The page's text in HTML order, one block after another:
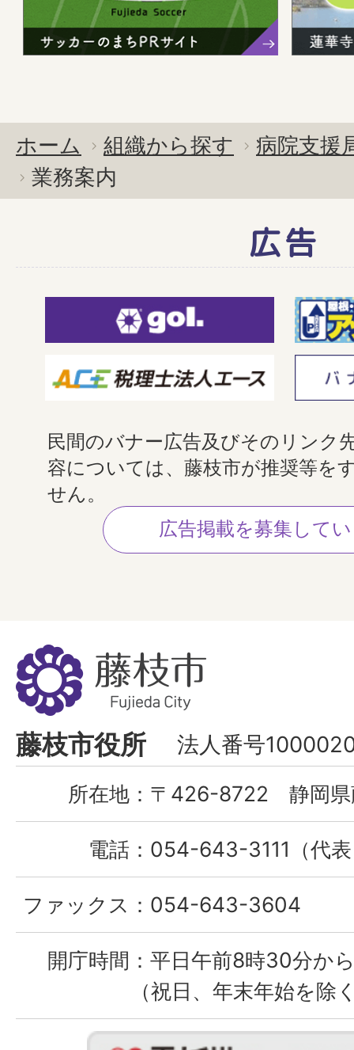
ホーム 組織から探す
病院支援
業務案内
広告
民間のバナー広告及びそのリンク
容については、藤枝市が推奨等を
せん。
広告掲載を募集して
藤
枝
市
Fujieda
City
藤枝市役所 法人番号
所在地： 〒426-8722 静岡県
電話： 054-643-3111（代
ファックス： 054-643-3604
開庁時間： 平日午前8時30分か
（祝日、年末年始を除